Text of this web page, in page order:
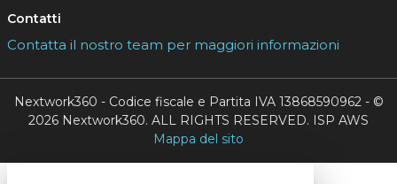
Contatti
Contatta il nostro team per maggiori informazioni
Nextwork360 - Codice fiscale e Partita IVA 13868590962 - ©
2026 Nextwork360. ALL RIGHTS RESERVED. ISP AWS
Mappa del sito